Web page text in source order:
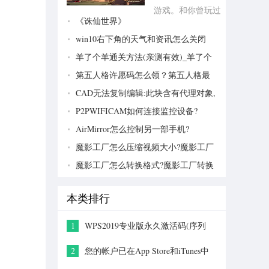
游戏。和你曾玩过
似，你的主要目的
就是反复击败敌
人、升级刷装备，
给了你更多的发挥
空间。...
《诛仙世界》
win10右下角的天气和资讯怎么关闭
羊了个羊通关方法(亲测有效)_羊了个
羊通关教程[把难度降低]
第五人格许愿码怎么领？第五人格最
新许愿码免费领取2022[可用]
CAD无法复制编辑:此块含有代理对象,
不能在块编辑器中进行编辑的解决方法
P2PWIFICAM如何连接监控设备?
P2PWIFICAM使用方法
AirMirror怎么控制另一部手机?
AirMirror远程控制方法
魔影工厂怎么压缩视频大小?魔影工厂
压缩视频的方法
魔影工厂怎么转换格式?魔影工厂转换
本类排行
1
WPS2019专业版永久激活码(序列
2
您的帐户已在App Store和iTunes中